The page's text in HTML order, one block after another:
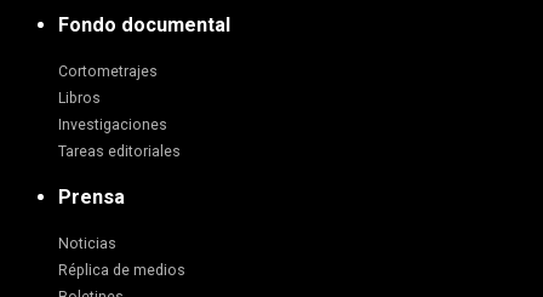
Fondo documental
Cortometrajes
Libros
Investigaciones
Tareas editoriales
Prensa
Noticias
Réplica de medios